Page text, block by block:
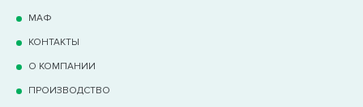
МАФ
КОНТАКТЫ
О КОМПАНИИ
ПРОИЗВОДСТВО